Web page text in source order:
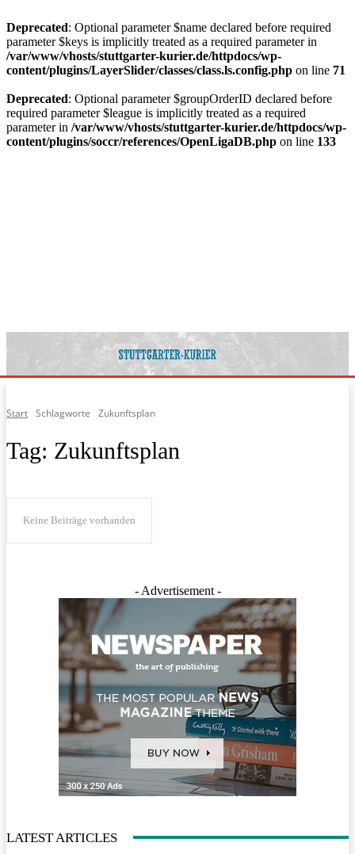
Deprecated: Optional parameter $name declared before required
parameter $keys is implicitly treated as a required parameter in
/var/www/vhosts/stuttgarter-kurier.de/httpdocs/wp-
content/plugins/LayerSlider/classes/class.ls.config.php on line 71
Deprecated: Optional parameter $groupOrderID declared before
required parameter $league is implicitly treated as a required
parameter in /var/www/vhosts/stuttgarter-kurier.de/httpdocs/wp-
content/plugins/soccr/references/OpenLigaDB.php on line 133
Start Schlagworte Zukunftsplan
Tag: Zukunftsplan
Keine Beiträge vorhanden
- Advertisement -
LATEST ARTICLES